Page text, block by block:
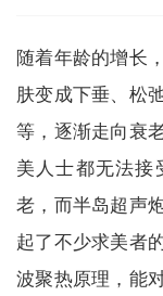
随着年龄的增长
肤变成下垂、松
等，逐渐走向衰
美人士都无法接
老，而半岛超声
起了不少求美者
波聚热原理，能